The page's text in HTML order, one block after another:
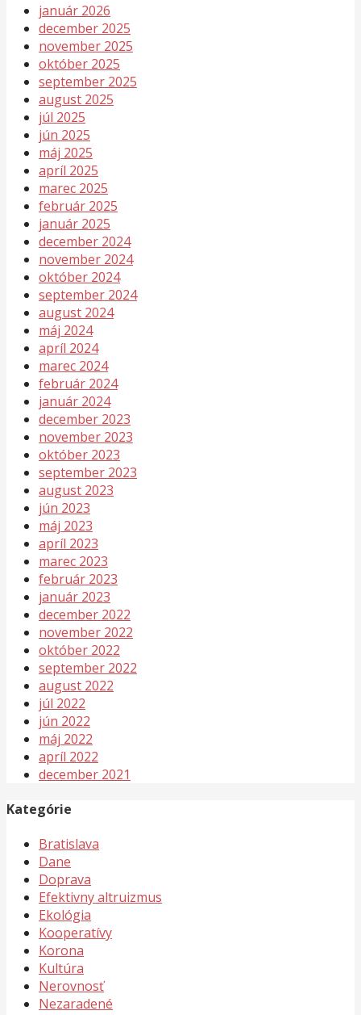
január 2026
december 2025
november 2025
október 2025
september 2025
august 2025
júl 2025
jún 2025
máj 2025
apríl 2025
marec 2025
február 2025
január 2025
december 2024
november 2024
október 2024
september 2024
august 2024
máj 2024
apríl 2024
marec 2024
február 2024
január 2024
december 2023
november 2023
október 2023
september 2023
august 2023
jún 2023
máj 2023
apríl 2023
marec 2023
február 2023
január 2023
december 2022
november 2022
október 2022
september 2022
august 2022
júl 2022
jún 2022
máj 2022
apríl 2022
december 2021
Kategórie
Bratislava
Dane
Doprava
Efektivny altruizmus
Ekológia
Kooperatívy
Korona
Kultúra
Nerovnosť
Nezaradené